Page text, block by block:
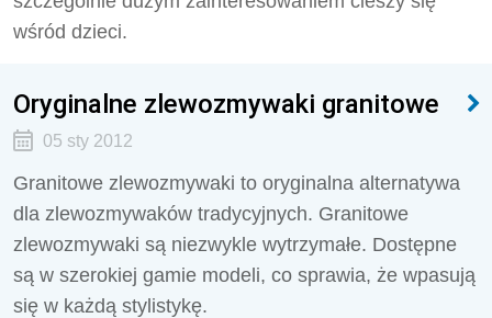
wśród dzieci.
Oryginalne zlewozmywaki granitowe
05 sty 2012
Granitowe zlewozmywaki to oryginalna alternatywa
dla zlewozmywaków tradycyjnych. Granitowe
zlewozmywaki są niezwykle wytrzymałe. Dostępne
są w szerokiej gamie modeli, co sprawia, że wpasują
się w każdą stylistykę.